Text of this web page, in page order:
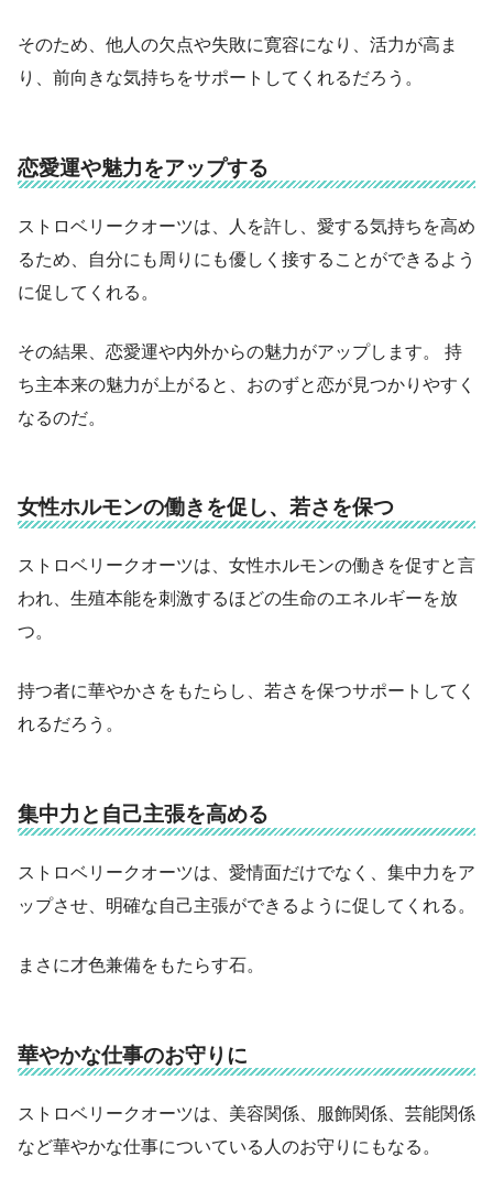
そのため、他人の欠点や失敗に寛容になり、活力が高ま
り、前向きな気持ちをサポートしてくれるだろう。
恋愛運や魅力をアップする
ストロベリークオーツは、人を許し、愛する気持ちを高め
るため、自分にも周りにも優しく接することができるよう
に促してくれる。
その結果、恋愛運や内外からの魅力がアップします。 持
ち主本来の魅力が上がると、おのずと恋が見つかりやすく
なるのだ。
女性ホルモンの働きを促し、若さを保つ
ストロベリークオーツは、女性ホルモンの働きを促すと言
われ、生殖本能を刺激するほどの生命のエネルギーを放
つ。
持つ者に華やかさをもたらし、若さを保つサポートしてく
れるだろう。
集中力と自己主張を高める
ストロベリークオーツは、愛情面だけでなく、集中力をア
ップさせ、明確な自己主張ができるように促してくれる。
まさに才色兼備をもたらす石。
華やかな仕事のお守りに
ストロベリークオーツは、美容関係、服飾関係、芸能関係
など華やかな仕事についている人のお守りにもなる。